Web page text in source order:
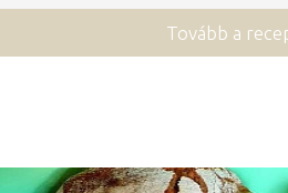
Tovább a